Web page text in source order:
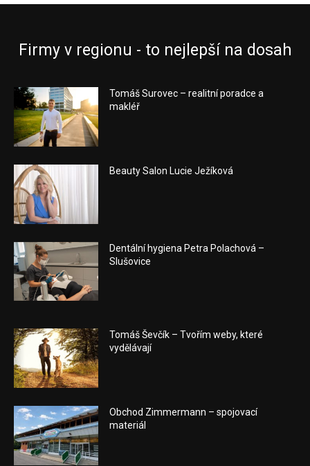
Firmy v regionu - to nejlepší na dosah
Tomáš Surovec – realitní poradce a
makléř
Beauty Salon Lucie Ježíková
Dentální hygiena Petra Polachová –
Slušovice
Tomáš Ševčík – Tvořím weby, které
vydělávají
Obchod Zimmermann – spojovací
materiál